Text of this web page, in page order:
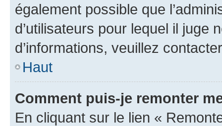
également possible que
d’utilisateurs pour lequel il juge
d’informations, veuillez
Haut
Comment puis-je remonter
En cliquant sur le lien «